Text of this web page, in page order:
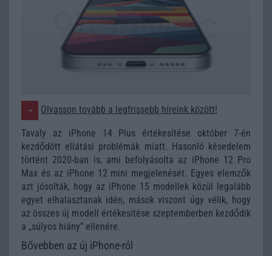
Olvasson tovább a legfrissebb híreink között!
Tavaly az iPhone 14 Plus értékesítése október 7-én
kezdődött ellátási problémák miatt. Hasonló késedelem
történt 2020-ban is, ami befolyásolta az iPhone 12 Pro
Max és az iPhone 12 mini megjelenését. Egyes elemzők
azt jósolták, hogy az iPhone 15 modellek közül legalább
egyet elhalasztanak idén, mások viszont úgy vélik, hogy
az összes új modell értékesítése szeptemberben kezdődik
a „súlyos hiány” ellenére.
Bővebben az új iPhone-ról